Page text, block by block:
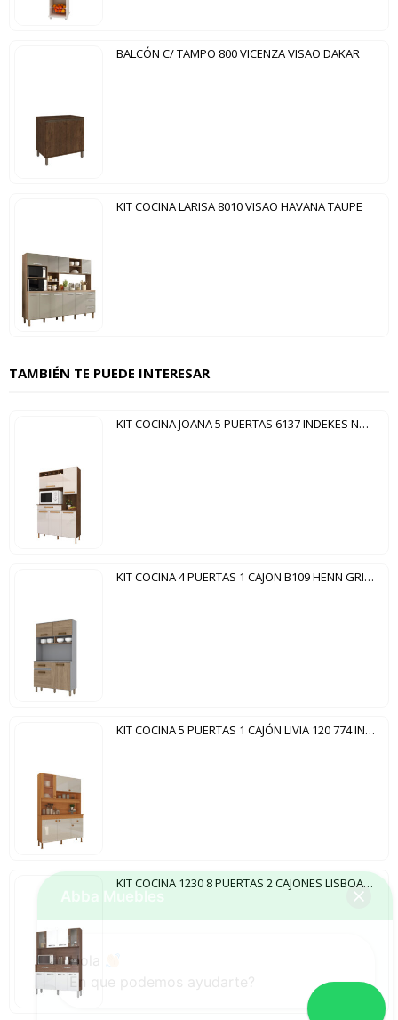
BALCÓN C/ TAMPO 800 VICENZA VISAO DAKAR
KIT COCINA LARISA 8010 VISAO HAVANA TAUPE
TAMBIÉN TE PUEDE INTERESAR
KIT COCINA JOANA 5 PUERTAS 6137 INDEKES NOCE|SALINAS
KIT COCINA 4 PUERTAS 1 CAJON B109 HENN GRIS|RÚSTICO
KIT COCINA 5 PUERTAS 1 CAJÓN LIVIA 120 774 INDEKES FREIJO|OFF WHITE
KIT COCINA 1230 8 PUERTAS 2 CAJONES LISBOA FIORELLO DAKAR | BLANCO
Abrir chat
Hola
En que podemos ayudarte?